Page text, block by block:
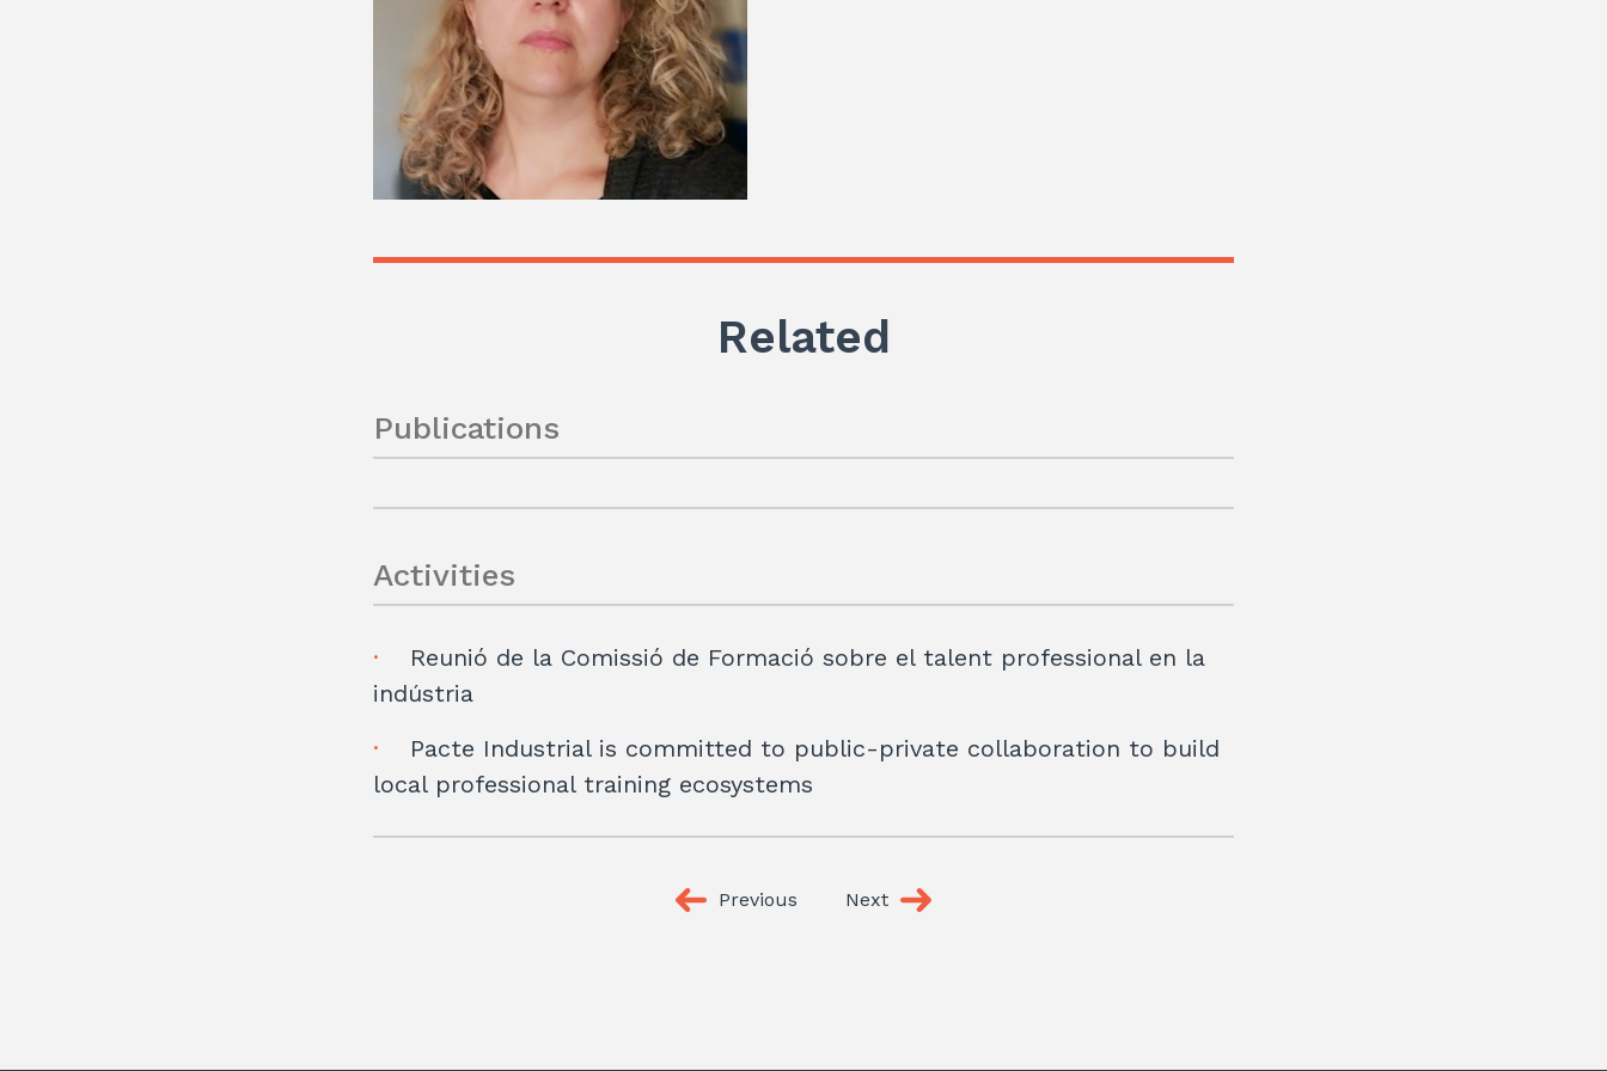
Related
Publications
Activities
Reunió de la Comissió de Formació sobre el talent professional en la
indústria
Pacte Industrial is committed to public-private collaboration to build
local professional training ecosystems
Previous Next